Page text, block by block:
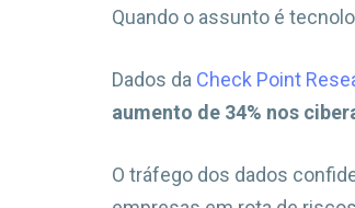
Quando o assunto é
Dados da Check Point
aumento de 34% nos
O tráfego dos dados